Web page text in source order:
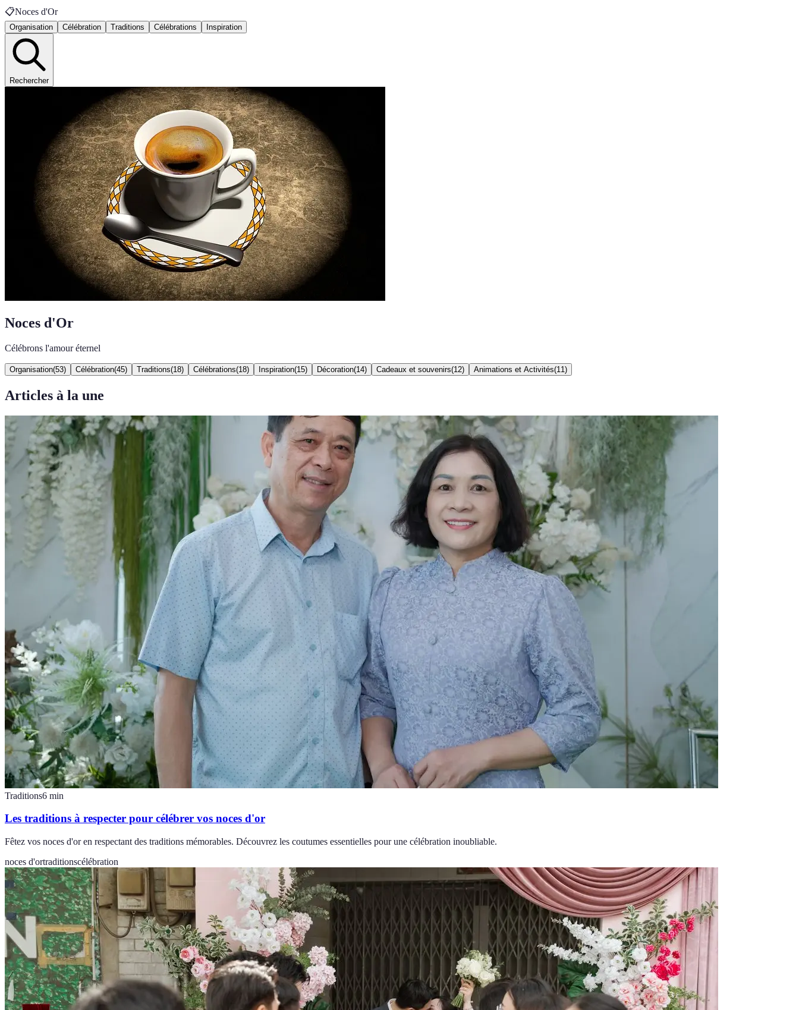
📋Noces d'Or
Organisation Célébration Traditions Célébrations Inspiration
Rechercher
Noces d'Or
Célébrons l'amour éternel
Organisation(53) Célébration(45) Traditions(18) Célébrations(18) Inspiration(15) Décoration(14) Cadeaux et souvenirs(12) Animations et Activités(11 )
Articles à la une
Traditions6 min
Les traditions à respecter pour célébrer vos noces d'or
Fêtez vos noces d'or en respectant des traditions mémorables. Découvrez les coutumes essentielles pour une célébration inoubliable.
noces d'ortraditionscélébration